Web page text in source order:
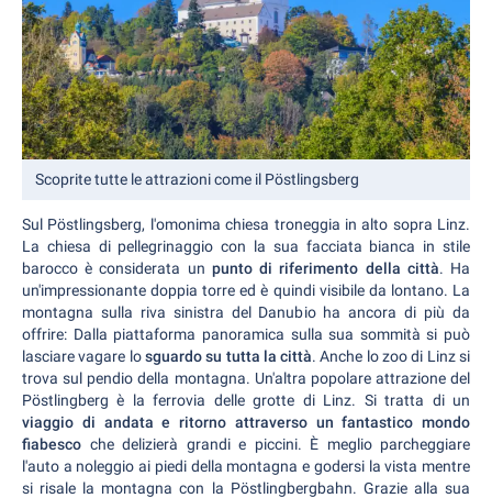
Scoprite tutte le attrazioni come il Pöstlingsberg
Sul Pöstlingsberg, l'omonima chiesa troneggia in alto sopra Linz.
La chiesa di pellegrinaggio con la sua facciata bianca in stile
barocco è considerata un punto di riferimento della città. Ha
un'impressionante doppia torre ed è quindi visibile da lontano. La
montagna sulla riva sinistra del Danubio ha ancora di più da
offrire: Dalla piattaforma panoramica sulla sua sommità si può
lasciare vagare losguardo su tutta la città. Anche lo zoo di Linz si
trova sul pendio della montagna. Un'altra popolare attrazione del
Pöstlingberg è la ferrovia delle grotte di Linz. Si tratta di un
viaggio di andata e ritorno attraverso un fantastico mondo
fiabesco che delizierà grandi e piccini. È meglio parcheggiare
l'auto a noleggio ai piedi della montagna e godersi la vista mentre
si risale la montagna con la Pöstlingbergbahn. Grazie alla sua